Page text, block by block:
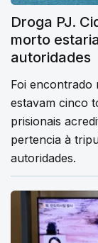
Droga PJ.
morto
autoridades
Foi encontrado
estavam cinco
prisionais
pertencia à
autoridades.